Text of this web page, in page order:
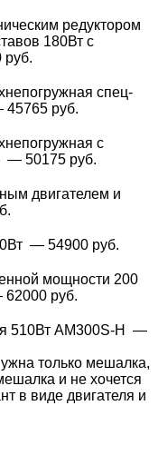
редуктором
180Вт с
спец-
руб.
с
— 50175 руб.
двигателем и
— 54900 руб.
мощности 200
руб.
510Вт AM300S-H
—
только мешалка,
и не хочется
в виде двигателя и